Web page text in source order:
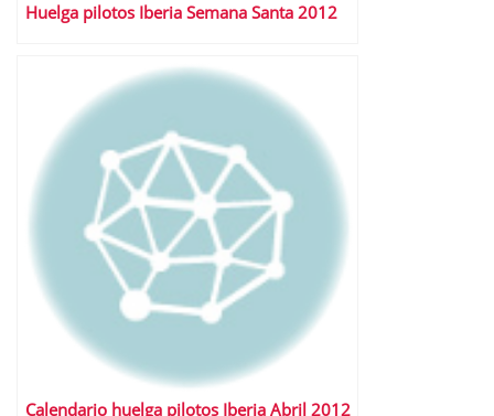
Huelga pilotos Iberia Semana Santa 2012
Calendario huelga pilotos Iberia Abril 2012